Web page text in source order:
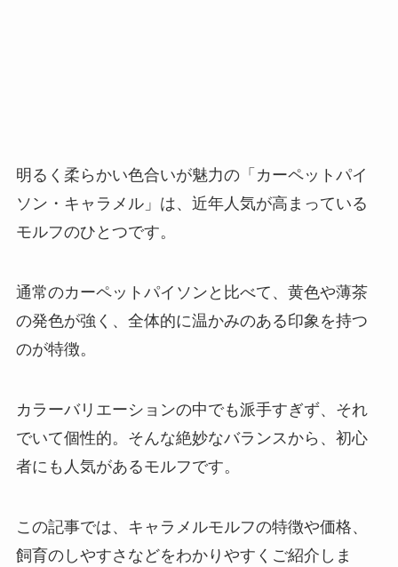
明るく柔らかい色合いが魅力の「カーペットパイ
ソン・キャラメル」は、近年人気が高まっている
モルフのひとつです。
通常のカーペットパイソンと比べて、黄色や薄茶
の発色が強く、全体的に温かみのある印象を持つ
のが特徴。
カラーバリエーションの中でも派手すぎず、それ
でいて個性的。そんな絶妙なバランスから、初心
者にも人気があるモルフです。
この記事では、キャラメルモルフの特徴や価格、
飼育のしやすさなどをわかりやすくご紹介しま